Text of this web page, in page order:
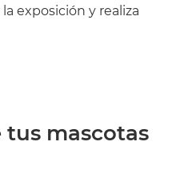
exposición y realiza
mascotas